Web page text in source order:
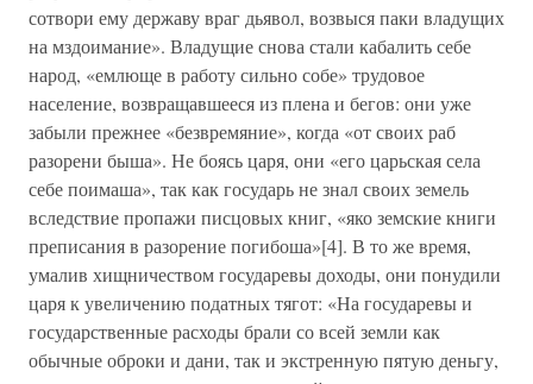
сотвори ему державу враг дьявол, возвыся паки владущих
на мздоимание». Владущие снова стали кабалить себе
народ, «емлюще в работу сильно собе» трудовое
население, возвращавшееся из плена и бегов: они уже
забыли прежнее «безвремяние», когда «от своих раб
разорени быша». Не боясь царя, они «его царьская села
себе поимаша», так как государь не знал своих земель
вследствие пропажи писцовых книг, «яко земские книги
преписания в разорение погибоша»[4]. В то же время,
умалив хищничеством государевы доходы, они понудили
царя к увеличению податных тягот: «На государевы и
государственные расходы брали со всей земли как
обычные оброки и дани, так и экстренную пятую деньгу,